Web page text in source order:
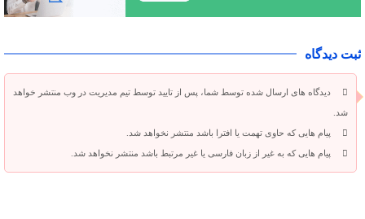
ثبت دیدگاه
دیدگاه های ارسال شده توسط شما، پس از تایید توسط تیم مدیریت در وب منتشر خواهد
شد.
پیام هایی که حاوی تهمت یا افترا باشد منتشر نخواهد شد.
پیام هایی که به غیر از زبان فارسی یا غیر مرتبط باشد منتشر نخواهد شد.